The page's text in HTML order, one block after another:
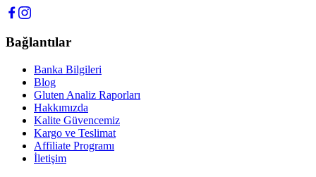
Bağlantılar
Banka Bilgileri
Blog
Gluten Analiz Raporları
Hakkımızda
Kalite Güvencemiz
Kargo ve Teslimat
Affiliate Programı
İletişim